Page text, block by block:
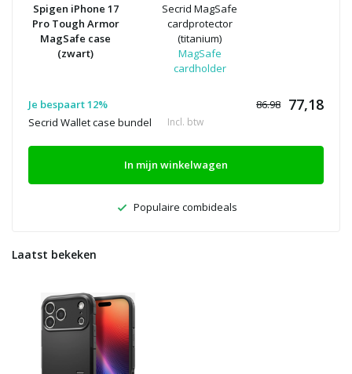
Spigen iPhone 17
Pro Tough Armor
MagSafe case
(zwart)
Secrid MagSafe
cardprotector
(titanium)
MagSafe
cardholder
Je bespaart 12% 86.98 77,18
Secrid Wallet case bundel Incl. btw
In mijn winkelwagen
Populaire combideals
Laatst bekeken